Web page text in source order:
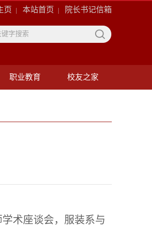
页 本站首页 院长书记信箱
职业教育 校友之家
术座谈会， 服装系与